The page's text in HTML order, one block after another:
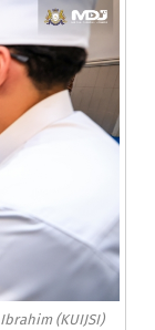
(KUIJSI)